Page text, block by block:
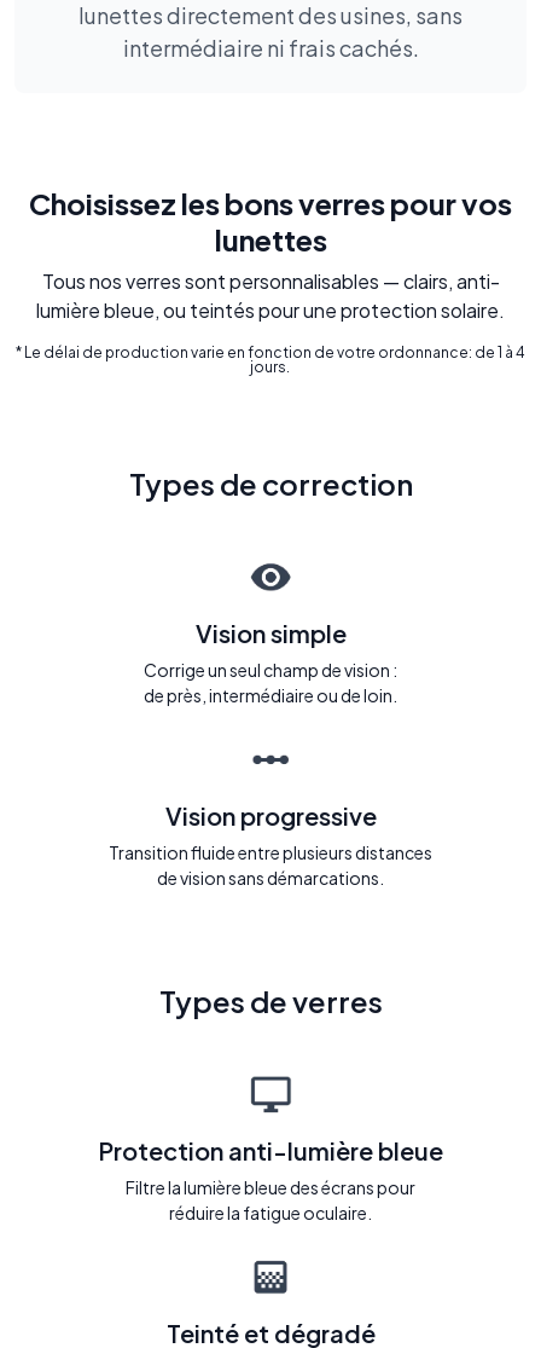
lunettes directement des usines, sans
intermédiaire ni frais cachés.
Choisissez les bons verres pour vos
lunettes
Tous nos verres sont personnalisables — clairs, anti-
lumière bleue, ou teintés pour une protection solaire.
* Le délai de production varie en fonction de votre ordonnance: de 1 à 4
jours.
Types de correction
Vision simple
Corrige un seul champ de vision :
de près, intermédiaire ou de loin.
Vision progressive
Transition fluide entre plusieurs distances
de vision sans démarcations.
Types de verres
Protection anti-lumière bleue
Filtre la lumière bleue des écrans pour
réduire la fatigue oculaire.
Teinté et dégradé